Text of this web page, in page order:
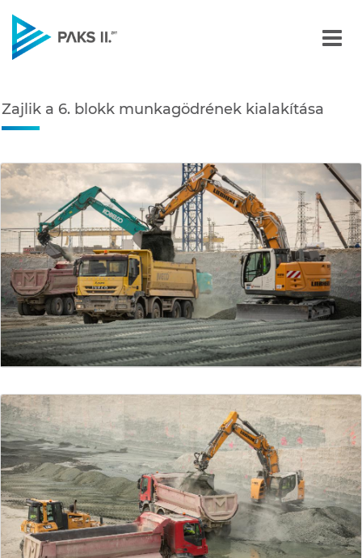
Zajlik a 6. blokk munkagödrének kialakítása